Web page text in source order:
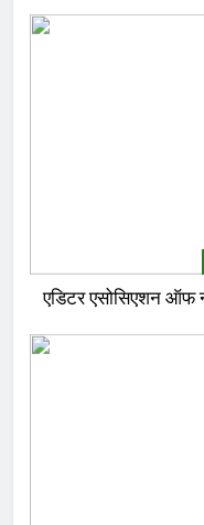
एडिटर एसोसिएशन ऑफ